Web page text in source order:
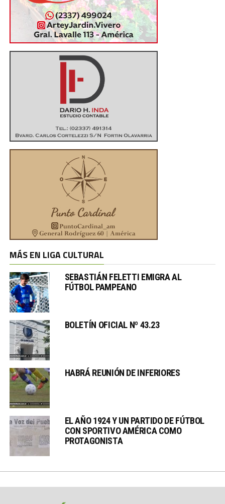
MÁS EN LIGA CULTURAL
SEBASTIÁN FELETTI EMIGRA AL
FÚTBOL PAMPEANO
BOLETÍN OFICIAL Nº 43.23
HABRÁ REUNIÓN DE INFERIORES
EL AÑO 1924 Y UN PARTIDO DE FÚTBOL
CON SPORTIVO AMÉRICA COMO
PROTAGONISTA